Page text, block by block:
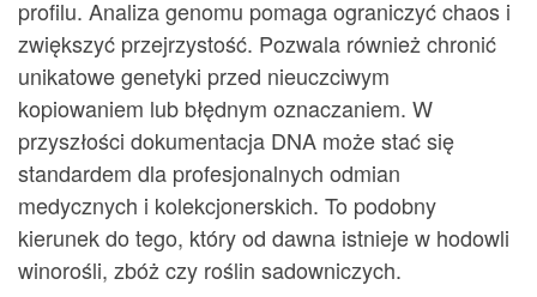
profilu. Analiza genomu pomaga ograniczyć chaos i
zwiększyć przejrzystość. Pozwala również chronić
unikatowe genetyki przed nieuczciwym
kopiowaniem lub błędnym oznaczaniem. W
przyszłości dokumentacja DNA może stać się
standardem dla profesjonalnych odmian
medycznych i kolekcjonerskich. To podobny
kierunek do tego, który od dawna istnieje w hodowli
winorośli, zbóż czy roślin sadowniczych.